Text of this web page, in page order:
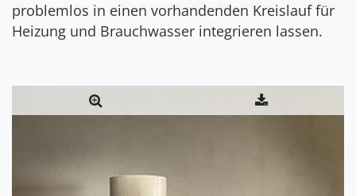
problemlos in einen vorhandenden Kreislauf für
Heizung und Brauchwasser integrieren lassen.